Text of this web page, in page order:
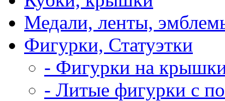
Медали, ленты,
Фигурки, Статуэтки
- Фигурки на
- Литые фигурки с